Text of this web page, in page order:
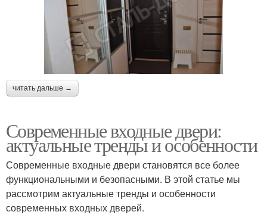
читать дальше →
Современные входные двери:
актуальные тренды и особенности
Современные входные двери становятся все более
функциональными и безопасными. В этой статье мы
рассмотрим актуальные тренды и особенности
современных входных дверей.